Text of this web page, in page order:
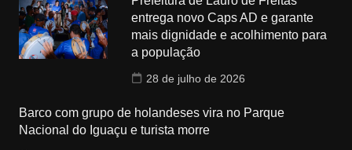
entrega novo Caps AD e garante
mais dignidade e acolhimento para
a população
28 de julho de 2026
Barco com grupo de holandeses vira no Parque
Nacional do Iguaçu e turista morre